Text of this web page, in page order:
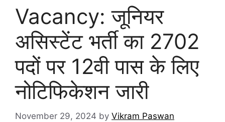
Vacancy: जूनियर
असिस्टेंट भर्ती का 2702
पदों पर 12वी पास के लिए
नोटिफिकेशन जारी
November 29, 2024 by Vikram Paswan